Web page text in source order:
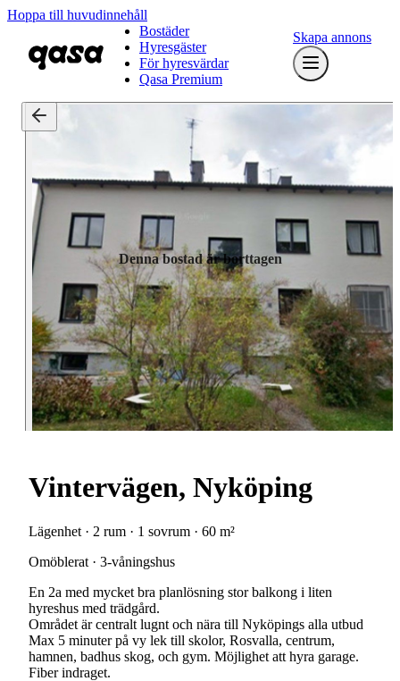
Hoppa till huvudinnehåll
Bostäder
Hyresgäster
För hyresvärdar
Qasa Premium
Skapa annons
Denna bostad är borttagen
Vintervägen, Nyköping
Lägenhet · 2 rum · 1 sovrum · 60 m²
Omöblerat · 3-våningshus
En 2a med mycket bra planlösning stor balkong i liten
hyreshus med trädgård.
Området är centralt lugnt och nära till Nyköpings alla utbud
Max 5 minuter på vy lek till skolor, Rosvalla, centrum,
hamnen, badhus skog, och gym. Möjlighet att hyra garage.
Fiber indraget.